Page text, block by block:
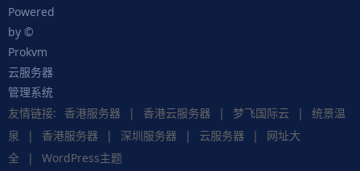
Powered
by ©
Prokvm
云服务器
管理系统
友情链接: 香港服务器 | 香港云服务器 | 梦飞国际云 |
统景温
泉
| 香港服务器 | 深圳服务器 | 云服务器 |
网址大
全
| WordPress主题